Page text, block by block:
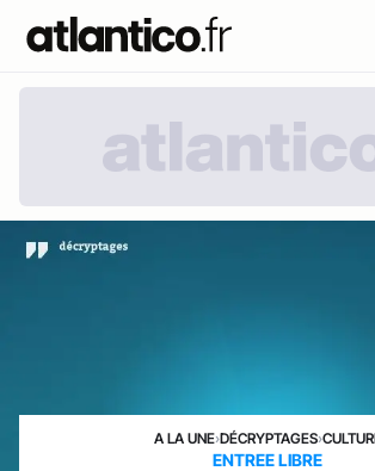
A LA UNE›DÉCRYPTAGES›
ENTREE LIBRE